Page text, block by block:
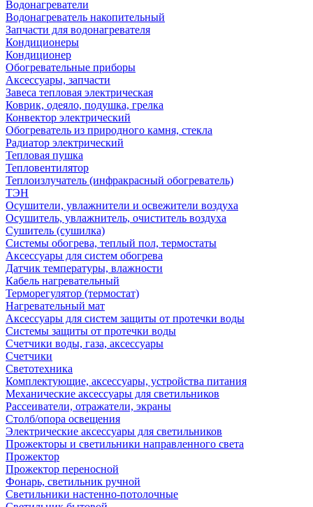
Водонагреватели
Водонагреватель накопительный
Запчасти для водонагревателя
Кондиционеры
Кондиционер
Обогревательные приборы
Аксессуары, запчасти
Завеса тепловая электрическая
Коврик, одеяло, подушка, грелка
Конвектор электрический
Обогреватель из природного камня, стекла
Радиатор электрический
Тепловая пушка
Тепловентилятор
Теплоизлучатель (инфракрасный обогреватель)
ТЭН
Осушители, увлажнители и освежители воздуха
Осушитель, увлажнитель, очиститель воздуха
Сушитель (сушилка)
Системы обогрева, теплый пол, термостаты
Аксессуары для систем обогрева
Датчик температуры, влажности
Кабель нагревательный
Терморегулятор (термостат)
Нагревательный мат
Аксессуары для систем защиты от протечки воды
Системы защиты от протечки воды
Счетчики воды, газа, аксессуары
Счетчики
Светотехника
Комплектующие, аксессуары, устройства питания
Механические аксессуары для светильников
Рассеиватели, отражатели, экраны
Столб/опора освещения
Электрические аксессуары для светильников
Прожекторы и светильники направленного света
Прожектор
Прожектор переносной
Фонарь, светильник ручной
Светильники настенно-потолочные